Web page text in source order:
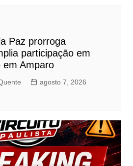
Paz prorroga
participação em
em Amparo
agosto 7, 2026